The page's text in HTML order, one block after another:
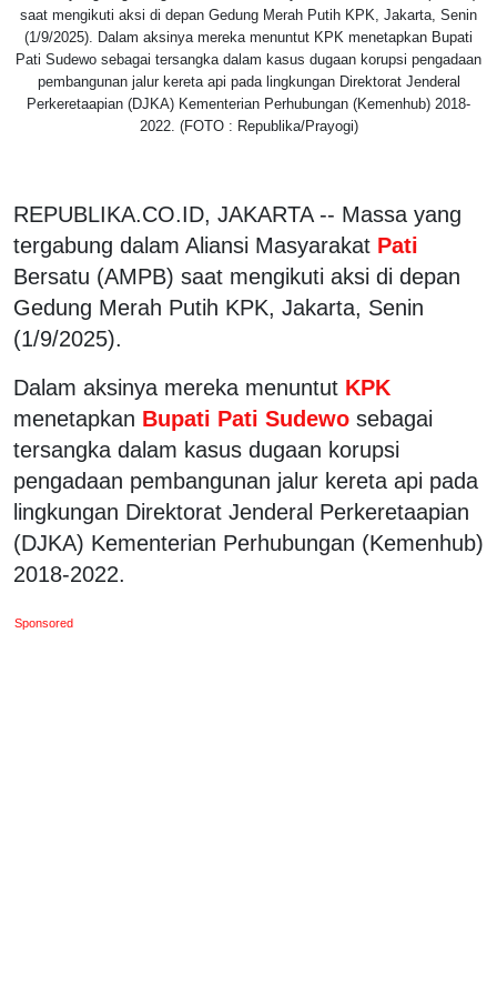
saat mengikuti aksi di depan Gedung Merah Putih KPK, Jakarta, Senin
(1/9/2025). Dalam aksinya mereka menuntut KPK menetapkan Bupati
Pati Sudewo sebagai tersangka dalam kasus dugaan korupsi pengadaan
pembangunan jalur kereta api pada lingkungan Direktorat Jenderal
Perkeretaapian (DJKA) Kementerian Perhubungan (Kemenhub) 2018-
2022. (FOTO : Republika/Prayogi)
REPUBLIKA.CO.ID, JAKARTA -- Massa yang
tergabung dalam Aliansi Masyarakat Pati
Bersatu (AMPB) saat mengikuti aksi di depan
Gedung Merah Putih KPK, Jakarta, Senin
(1/9/2025).
Dalam aksinya mereka menuntut KPK
menetapkan Bupati Pati Sudewo sebagai
tersangka dalam kasus dugaan korupsi
pengadaan pembangunan jalur kereta api pada
lingkungan Direktorat Jenderal Perkeretaapian
(DJKA) Kementerian Perhubungan (Kemenhub)
2018-2022.
Sponsored